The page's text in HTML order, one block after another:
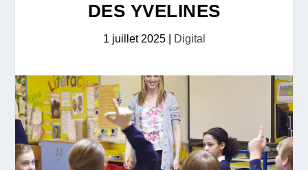
DES YVELINES
1 juillet 2025| Digital